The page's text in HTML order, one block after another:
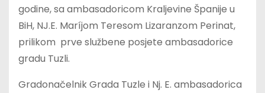
godine, sa ambasadoricom Kraljevine Španije u
BiH, NJ.E. Maríjom Teresom Lizaranzom Perinat,
prilikom prve službene posjete ambasadorice
gradu Tuzli.
Gradonačelnik Grada Tuzle i Nj. E. ambasadorica